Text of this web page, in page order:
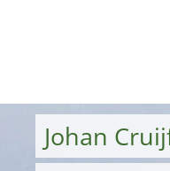
Johan